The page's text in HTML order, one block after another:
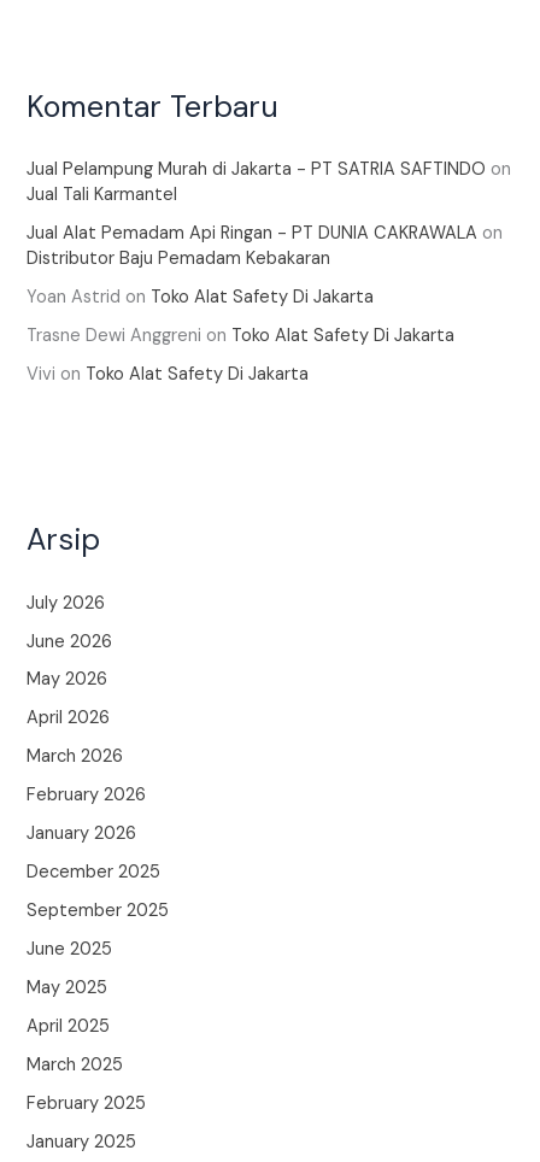
Komentar Terbaru
Jual Pelampung Murah di Jakarta - PT SATRIA SAFTINDO on
Jual Tali Karmantel
Jual Alat Pemadam Api Ringan - PT DUNIA CAKRAWALA on
Distributor Baju Pemadam Kebakaran
Yoan Astrid on Toko Alat Safety Di Jakarta
Trasne Dewi Anggreni on Toko Alat Safety Di Jakarta
Vivi on Toko Alat Safety Di Jakarta
Arsip
July 2026
June 2026
May 2026
April 2026
March 2026
February 2026
January 2026
December 2025
September 2025
June 2025
May 2025
April 2025
March 2025
February 2025
January 2025